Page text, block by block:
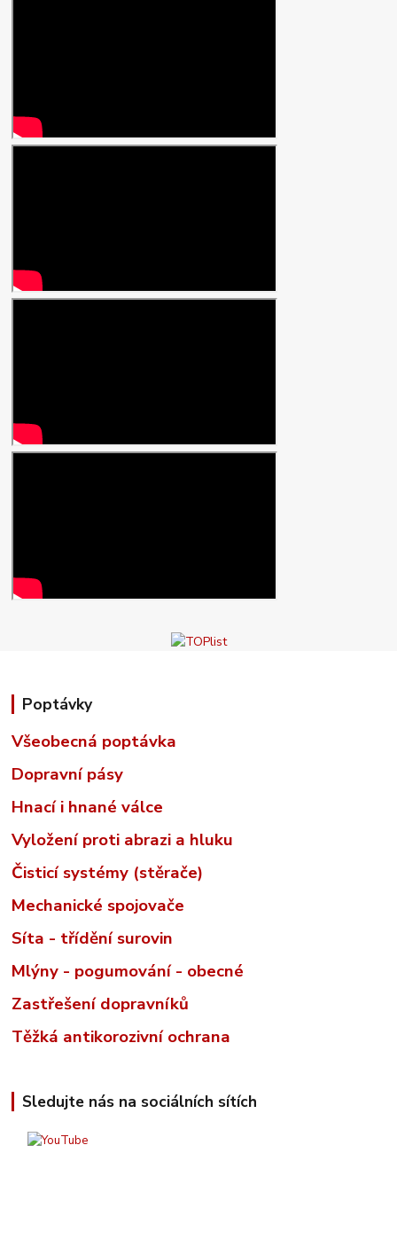
Poptávky
Všeobecná poptávka
Dopravní pásy
Hnací i hnané válce
Vyložení proti abrazi a hluku
Čisticí systémy (stěrače)
Mechanické spojovače
Síta - třídění surovin
Mlýny - pogumování - obecné
Zastřešení dopravníků
Těžká antikorozivní ochrana
Sledujte nás na sociálních sítích